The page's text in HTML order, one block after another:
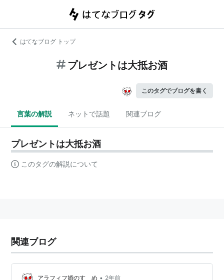
はてなブログ トップ
プレゼントは大抵お酒
このタグでブログを書く
言葉の解説 ネットで話題 関連ブログ
プレゼントは大抵お酒
このタグの解説について
関連ブログ
アラフィフ婚のすゝめ • 2年前